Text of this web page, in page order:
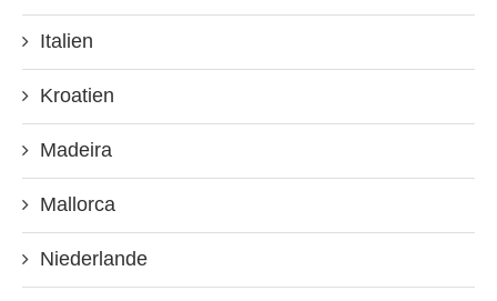
Italien
Kroatien
Madeira
Mallorca
Niederlande